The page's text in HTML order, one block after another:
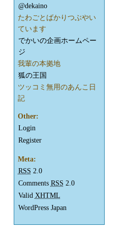
@dekaino
たわごとばかりつぶやい
ています
でかいの企画ホームペー
ジ
我輩の本拠地
狐の王国
ツッコミ無用のあんこ日
記
Other:
Login
Register
Meta:
RSS 2.0
Comments RSS 2.0
Valid XHTML
WordPress Japan